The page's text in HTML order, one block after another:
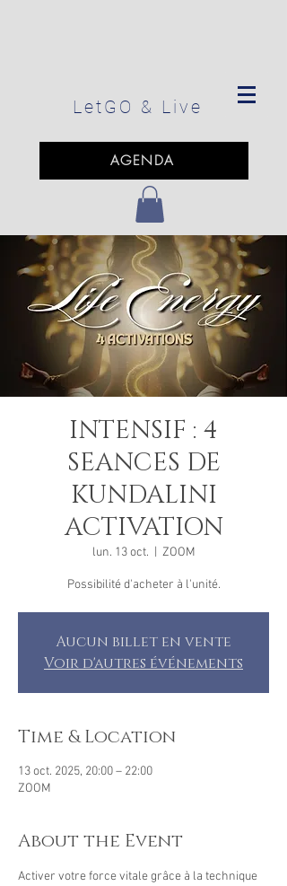
LetGO & Live
AGENDA
INTENSIF : 4
SEANCES DE
KUNDALINI
ACTIVATION
lun. 13 oct. ZOOM
Possibilité d'acheter à l'unité.
Aucun billet en vente
Voir d'autres événements
Time & Location
13 oct. 2025, 20:00 – 22:00
ZOOM
About the Event
Activer votre force vitale grâce à la technique